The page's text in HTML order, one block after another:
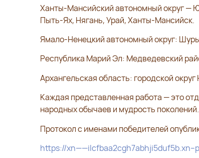
Ханты‑Мансийский автономный округ —
Пыть‑Ях, Нягань, Урай, Ханты‑Мансийск.
Ямало‑Ненецкий автономный округ:
Республика Марий Эл: Медведевский
Архангельская область: городской
Каждая представленная работа — это
народных обычаев и мудрость
Протокол с именами победителей
https://